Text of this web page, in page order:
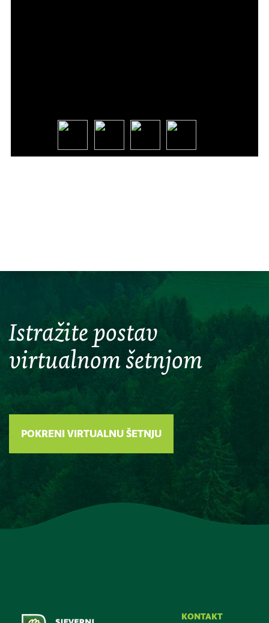
Istražite postav
virtualnom šetnjom
POKRENI VIRTUALNU ŠETNJU
kontakt